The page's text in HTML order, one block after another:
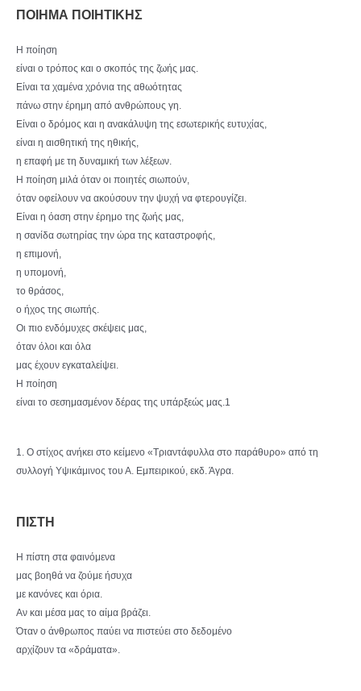
ΠΟΙΗΜΑ ΠΟΙΗΤΙΚΗΣ
Η ποίηση
είναι ο τρόπος και ο σκοπός της ζωής μας.
Είναι τα χαμένα χρόνια της αθωότητας
πάνω στην έρημη από ανθρώπους γη.
Είναι ο δρόμος και η ανακάλυψη της εσωτερικής ευτυχίας,
είναι η αισθητική της ηθικής,
η επαφή με τη δυναμική των λέξεων.
Η ποίηση μιλά όταν οι ποιητές σιωπούν,
όταν οφείλουν να ακούσουν την ψυχή να φτερουγίζει.
Είναι η όαση στην έρημο της ζωής μας,
η σανίδα σωτηρίας την ώρα της καταστροφής,
η επιμονή,
η υπομονή,
το θράσος,
ο ήχος της σιωπής.
Οι πιο ενδόμυχες σκέψεις μας,
όταν όλοι και όλα
μας έχουν εγκαταλείψει.
Η ποίηση
είναι το σεσημασμένον δέρας της υπάρξεώς μας.1
1. Ο στίχος ανήκει στο κείμενο «Τριαντάφυλλα στο παράθυρο» από τη
συλλογή Υψικάμινος του Α. Εμπειρικού, εκδ. Άγρα.
ΠΙΣΤΗ
Η πίστη στα φαινόμενα
μας βοηθά να ζούμε ήσυχα
με κανόνες και όρια.
Αν και μέσα μας το αίμα βράζει.
Όταν ο άνθρωπος παύει να πιστεύει στο δεδομένο
αρχίζουν τα «δράματα».